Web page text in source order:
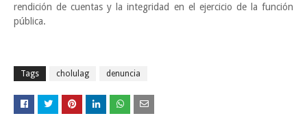
rendición de cuentas y la integridad en el ejercicio de la función
pública.
Tags cholulag denuncia